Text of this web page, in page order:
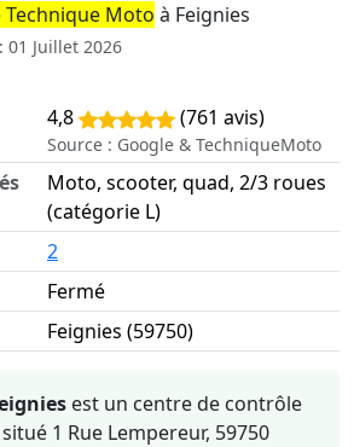
Moto à Feignies
Juillet 2026
Auto Sécurité Feignies
4,8 (761 avis)
Source : Google & TechniqueMoto
Moto, scooter, quad, 2/3 roues
(catégorie L)
2
Fermé
Feignies (59750)
est un centre de contrôle
1 Rue Lempereur, 59750